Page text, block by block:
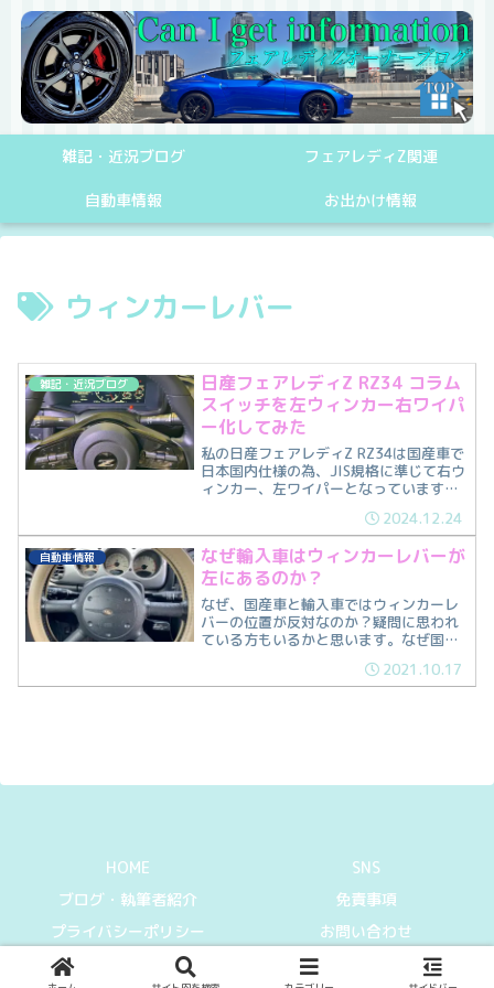
雑記・近況ブログ フェアレディZ関連
自動車情報 お出かけ情報
ウィンカーレバー
雑記・近況ブログ
日産フェアレディZ RZ34 コラム
スイッチを左ウィンカー右ワイパ
ー化してみた
私の日産フェアレディZ RZ34は国産車で
日本国内仕様の為、JIS規格に準じて右ウ
ィンカー、左ワイパーとなっています。
コラムスイッチに交換してISO規格にし
てみました。
2024.12.24
自動車情報
なぜ輸入車はウィンカーレバーが
左にあるのか？
なぜ、国産車と輸入車ではウィンカーレ
バーの位置が反対なのか？疑問に思われ
ている方もいるかと思います。なぜ国産
が異なるのか紹介していきます。2021.10.17
HOME
SNS
ブログ・執筆者紹介
免責事項
プライバシーポリシー
お問い合わせ
© 2021-2026 Can I get information.